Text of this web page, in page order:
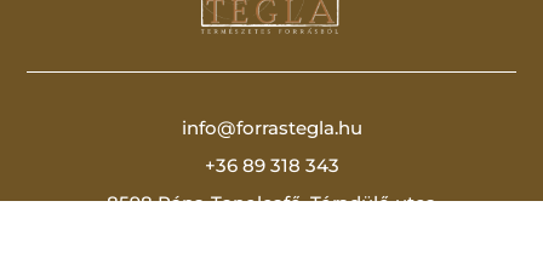
info@forrastegla.hu
+36 89 318 343
8598 Pápa-Tapolcafő, Tóradülő utca